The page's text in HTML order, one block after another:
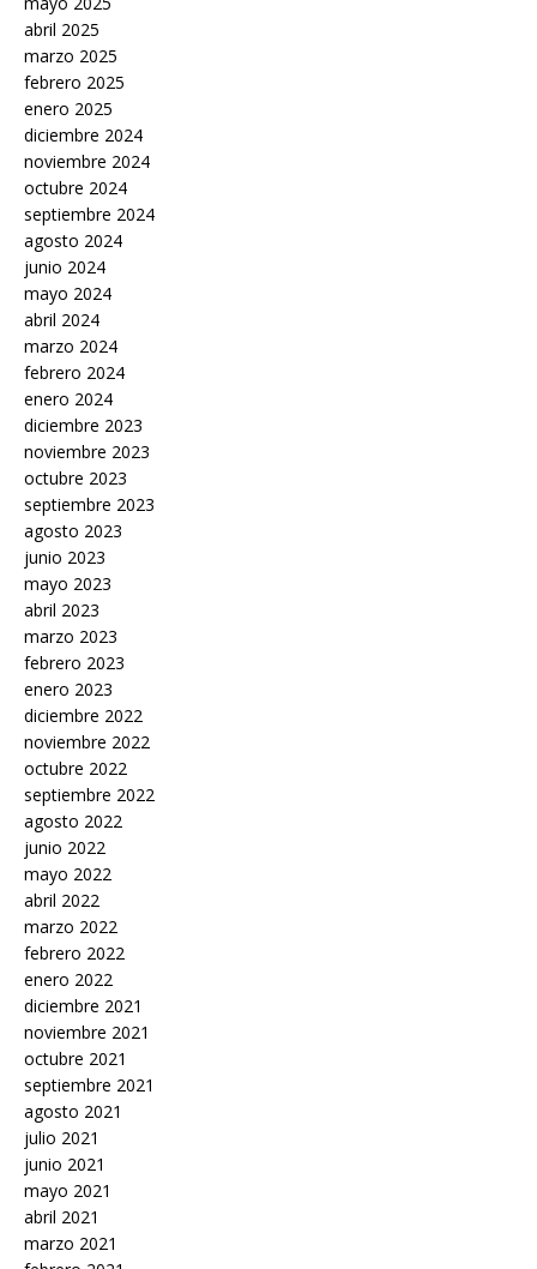
abril 2025
marzo 2025
febrero 2025
enero 2025
diciembre 2024
noviembre 2024
octubre 2024
septiembre 2024
agosto 2024
junio 2024
mayo 2024
abril 2024
marzo 2024
febrero 2024
enero 2024
diciembre 2023
noviembre 2023
octubre 2023
septiembre 2023
agosto 2023
junio 2023
mayo 2023
abril 2023
marzo 2023
febrero 2023
enero 2023
diciembre 2022
noviembre 2022
octubre 2022
septiembre 2022
agosto 2022
junio 2022
mayo 2022
abril 2022
marzo 2022
febrero 2022
enero 2022
diciembre 2021
noviembre 2021
octubre 2021
septiembre 2021
agosto 2021
julio 2021
junio 2021
mayo 2021
abril 2021
marzo 2021